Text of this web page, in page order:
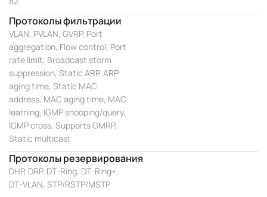
Протоколы фильтрации
VLAN, PVLAN, GVRP, Port
aggregation, Flow control, Port
rate limit, Broadcast storm
suppression, Static ARP, ARP
aging time, Static MAC
address, MAC aging time, MAC
learning, IGMP snooping/query,
IGMP cross, Supports GMRP,
Static multicast
Протоколы резервирования
DHP, DRP, DT-Ring, DT-Ring+,
DT-VLAN, STP/RSTP/MSTP